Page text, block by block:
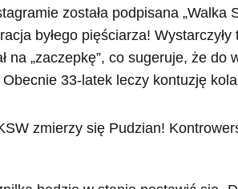
została podpisana
byłego pięściarza! Wystarczyły
na „zaczepkę”, co sugeruje, że do
33-latek leczy kontuzję